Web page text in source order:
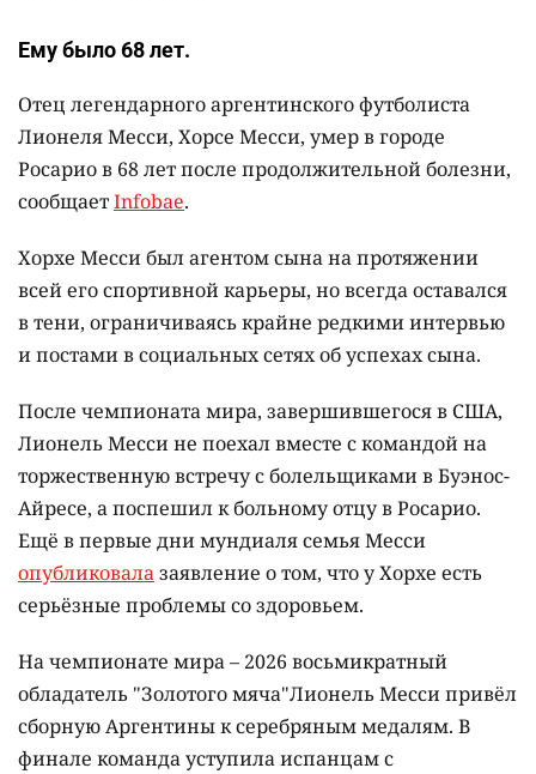
Ему было 68 лет.
Отец легендарного аргентинского футболиста
Лионеля Месси, Хорсе Месси, умер в городе
Росарио в 68 лет после продолжительной болезни,
сообщаетInfobae.
Хорхе Месси был агентом сына на протяжении
всей его спортивной карьеры, но всегда оставался
в тени, ограничиваясь крайне редкими интервью
и постами в социальных сетях об успехах сына.
После чемпионата мира, завершившегося в США,
Лионель Месси не поехал вместе с командой на
торжественную встречу с болельщиками в Буэнос-
Айресе, а поспешил к больному отцу в Росарио.
Ещё в первые дни мундиаля семья Месси
опубликовалазаявление о том, что у Хорхе есть
серьёзные проблемы со здоровьем.
На чемпионате мира – 2026 восьмикратный
обладатель "Золотого мяча"Лионель Месси привёл
сборную Аргентины к серебряным медалям. В
финале команда уступила испанцам с